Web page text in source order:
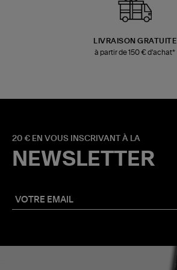
LIVRAISON GRATUITE
à partir de 150 € d'achat*
20 € EN VOUS INSCRIVANT À LA
NEWSLETTER